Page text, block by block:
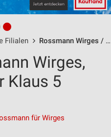
Filialen Rossmann Wirges / Auf der Klaus 5 - Öffnungszeiten & Adresse
Wirges,
Klaus 5
für Wirges